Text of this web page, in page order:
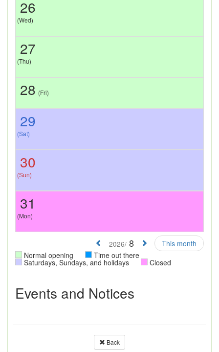
26
(Wed)
27
(Thu)
28 (Fri)
29
(Sat)
30
(Sun)
31
(Mon)
2026/ 8
This month
Normal opening
Time out there
Saturdays, Sundays, and holidays Closed
Events and Notices
Back